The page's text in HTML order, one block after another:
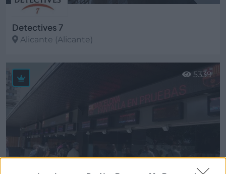
Detectives 7
Alicante (Alicante)
5339